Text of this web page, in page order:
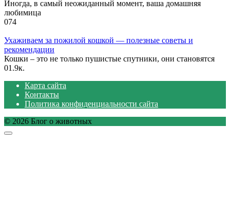
Иногда, в самый неожиданный момент, ваша домашняя
любимица
074
Ухаживаем за пожилой кошкой — полезные советы и
рекомендации
Кошки – это не только пушистые спутники, они становятся
01.9к.
Карта сайта
Контакты
Политика конфиденциальности сайта
© 2026 Блог о животных